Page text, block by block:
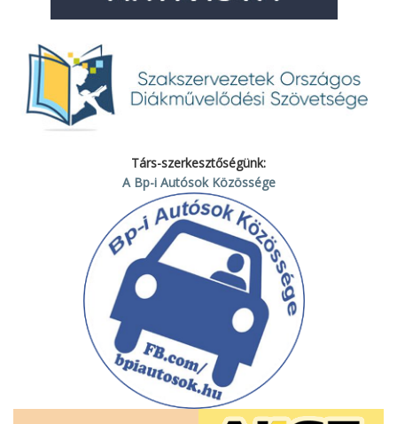
Társ-szerkesztőségünk:
A Bp-i Autósok Közössége